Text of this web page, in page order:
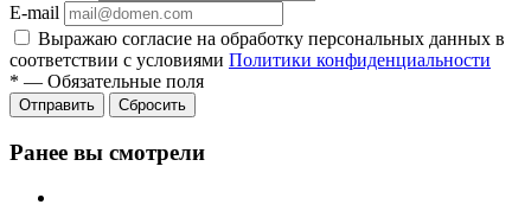
E-mail
Выражаю согласие на обработку персональных данных в
соответствии с условиями Политики конфиденциальности
* — Обязательные поля
Отправить Сбросить
Ранее вы смотрели